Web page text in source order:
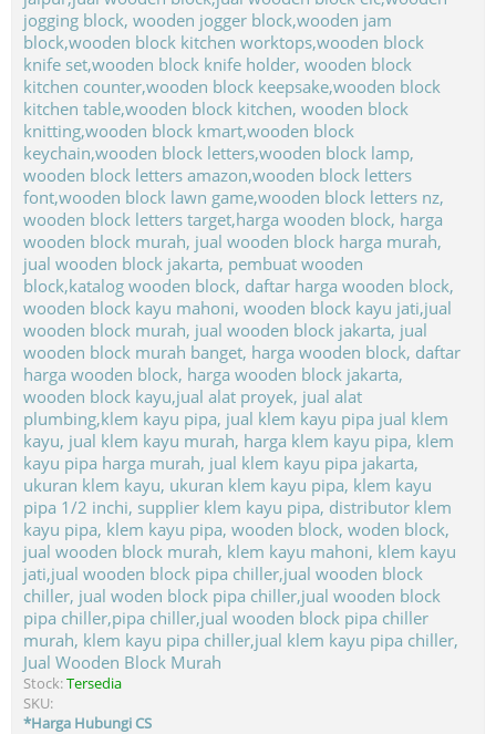
Jual Wooden Block Murah
Stock:Tersedia
SKU:
*Harga Hubungi CS